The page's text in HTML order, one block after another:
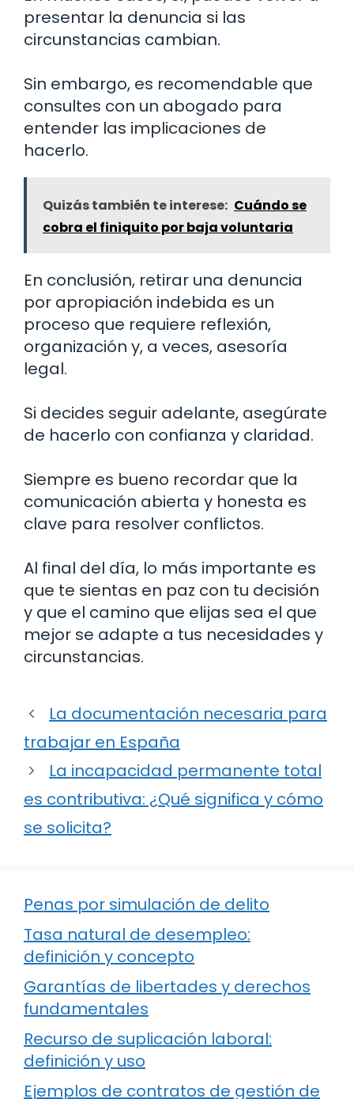
presentar la denuncia si las
circunstancias cambian.
Sin embargo, es recomendable que
consultes con un abogado para
entender las implicaciones de
hacerlo.
Quizás también te interese: Cuándo se
cobra el finiquito por baja voluntaria
En conclusión, retirar una denuncia
por apropiación indebida es un
proceso que requiere reflexión,
organización y, a veces, asesoría
legal.
Si decides seguir adelante, asegúrate
de hacerlo con confianza y claridad.
Siempre es bueno recordar que la
comunicación abierta y honesta es
clave para resolver conflictos.
Al final del día, lo más importante es
que te sientas en paz con tu decisión
y que el camino que elijas sea el que
mejor se adapte a tus necesidades y
circunstancias.
La documentación necesaria para
trabajar en España
La incapacidad permanente total
es contributiva: ¿Qué significa y cómo
se solicita?
Penas por simulación de delito
Tasa natural de desempleo:
definición y concepto
Garantías de libertades y derechos
fundamentales
Recurso de suplicación laboral:
definición y uso
Ejemplos de contratos de gestión de